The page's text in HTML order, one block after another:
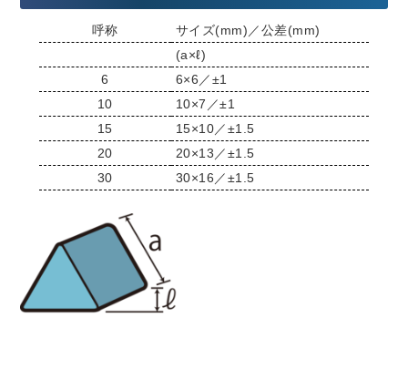
呼称
サイズ(mm)／公差(mm)
(a×ℓ)
6
6×6／±1
10
10×7／±1
15
15×10／±1.5
20
20×13／±1.5
30
30×16／±1.5